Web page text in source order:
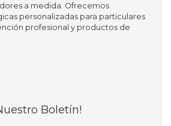
a medida. Ofrecemos
personalizadas para particulares
profesional y productos de
Boletín!